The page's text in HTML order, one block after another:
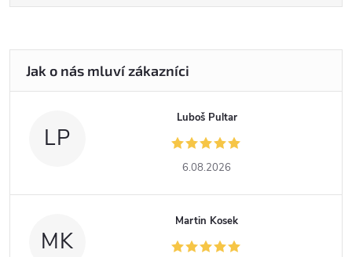
LP
Luboš Pultar
6.08.2026
MK
Martin Kosek